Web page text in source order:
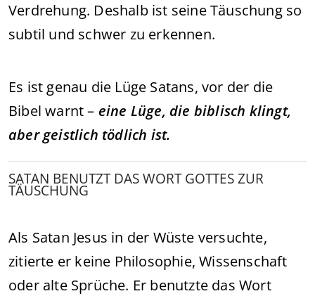
Verdrehung. Deshalb ist seine Täuschung so
subtil und schwer zu erkennen.
Es ist genau die Lüge Satans, vor der die
Bibel warnt – eine Lüge, die biblisch klingt,
aber geistlich tödlich ist.
SATAN BENUTZT DAS WORT GOTTES ZUR
TÄUSCHUNG
Als Satan Jesus in der Wüste versuchte,
zitierte er keine Philosophie, Wissenschaft
oder alte Sprüche. Er benutzte das Wort